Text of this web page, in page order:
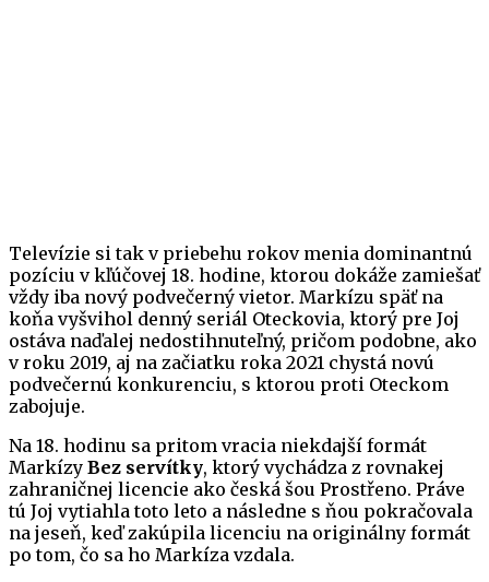
Televízie si tak v priebehu rokov menia dominantnú
pozíciu v kľúčovej 18. hodine, ktorou dokáže zamiešať
vždy iba nový podvečerný vietor. Markízu späť na
koňa vyšvihol denný seriál Oteckovia, ktorý pre Joj
ostáva naďalej nedostihnuteľný, pričom podobne, ako
v roku 2019, aj na začiatku roka 2021 chystá novú
podvečernú konkurenciu, s ktorou proti Oteckom
zabojuje.
Na 18. hodinu sa pritom vracia niekdajší formát
Markízy Bez servítky, ktorý vychádza z rovnakej
zahraničnej licencie ako česká šou Prostřeno. Práve
tú Joj vytiahla toto leto a následne s ňou pokračovala
na jeseň, keď zakúpila licenciu na originálny formát
po tom, čo sa ho Markíza vzdala.